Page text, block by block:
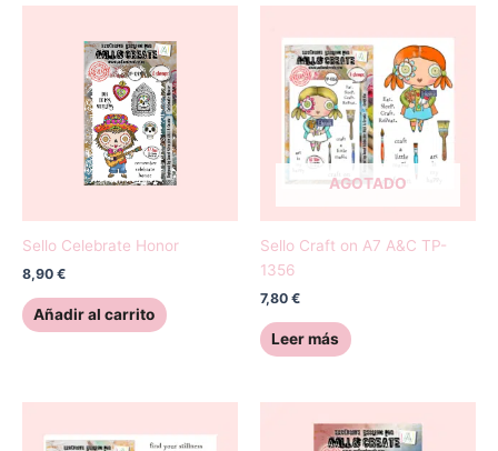
Sello Celebrate Honor
8,90 €
Añadir al carrito
AGOTADO
Sello Craft on A7 A&C TP-
1356
7,80 €
Leer más